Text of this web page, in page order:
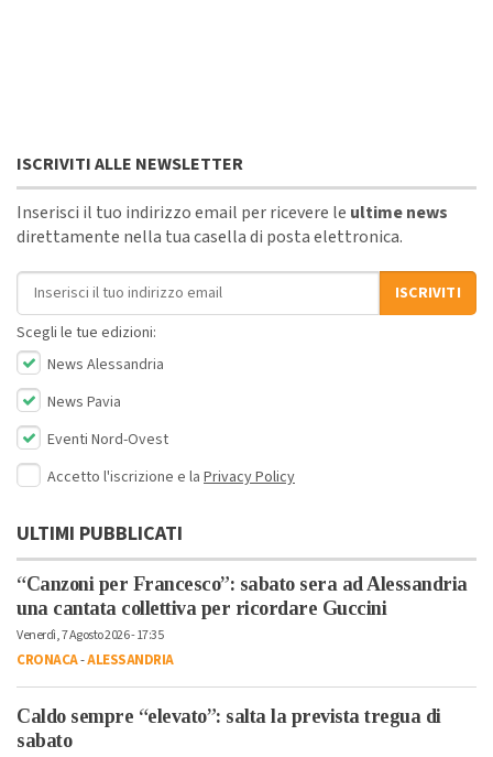
ISCRIVITI ALLE NEWSLETTER
Inserisci il tuo indirizzo email per ricevere le ultime news
direttamente nella tua casella di posta elettronica.
Indirizzo email
ISCRIVITI
Scegli le tue edizioni:
News Alessandria
News Pavia
Eventi Nord-Ovest
Accetto l'iscrizione e la Privacy Policy
ULTIMI PUBBLICATI
“Canzoni per Francesco”: sabato sera ad Alessandria
una cantata collettiva per ricordare Guccini
Venerdì, 7 Agosto 2026 - 17:35
CRONACA-ALESSANDRIA
Caldo sempre “elevato”: salta la prevista tregua di
sabato